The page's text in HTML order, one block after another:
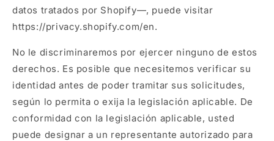
datos tratados por Shopify—, puede visitar
https://privacy.shopify.com/en.
No le discriminaremos por ejercer ninguno de estos
derechos. Es posible que necesitemos verificar su
identidad antes de poder tramitar sus solicitudes,
según lo permita o exija la legislación aplicable. De
conformidad con la legislación aplicable, usted
puede designar a un representante autorizado para